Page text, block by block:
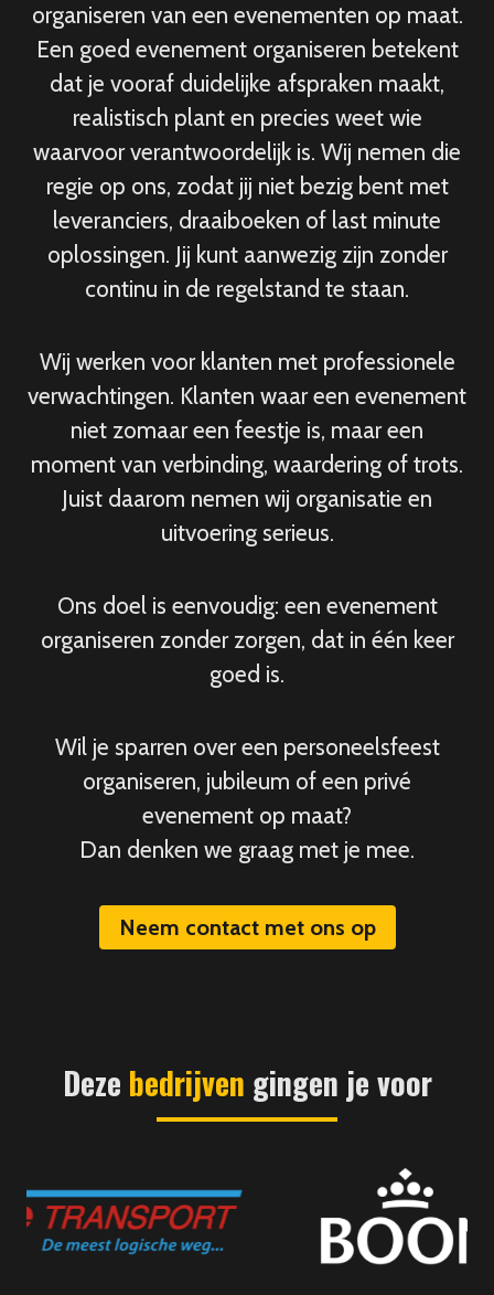
organiseren van een evenementen op maat.
Een goed evenement organiseren betekent
dat je vooraf duidelijke afspraken maakt,
realistisch plant en precies weet wie
waarvoor verantwoordelijk is. Wij nemen die
regie op ons, zodat jij niet bezig bent met
leveranciers, draaiboeken of last minute
oplossingen. Jij kunt aanwezig zijn zonder
continu in de regelstand te staan.
Wij werken voor klanten met professionele
verwachtingen. Klanten waar een evenement
niet zomaar een feestje is, maar een
moment van verbinding, waardering of trots.
Juist daarom nemen wij organisatie en
uitvoering serieus.
Ons doel is eenvoudig: een evenement
organiseren zonder zorgen, dat in één keer
goed is.
Wil je sparren over een personeelsfeest
organiseren, jubileum of een privé
evenement op maat?
Dan denken we graag met je mee.
Neem contact met ons op
Deze bedrijven gingen je voor